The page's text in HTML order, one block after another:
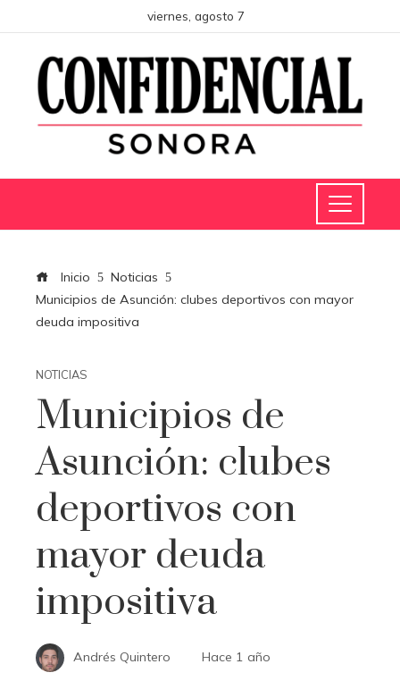
viernes, agosto 7
Inicio
Noticias
Municipios de Asunción: clubes deportivos con mayor
deuda impositiva
NOTICIAS
Municipios de
Asunción: clubes
deportivos con
mayor deuda
impositiva
Andrés Quintero Hace 1 año